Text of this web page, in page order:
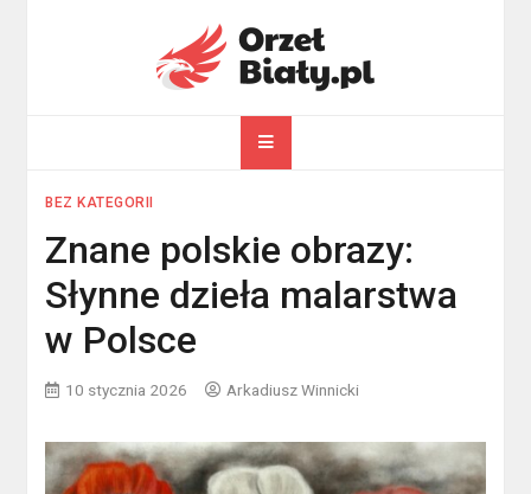
orzelbialy.pl
BEZ KATEGORII
Znane polskie obrazy:
Słynne dzieła malarstwa
w Polsce
10 stycznia 2026 Arkadiusz Winnicki